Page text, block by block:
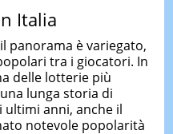
Italia
panorama è variegato,
tra i giocatori. In
delle lotterie più
lunga storia di
ultimi anni, anche il
notevole popolarità